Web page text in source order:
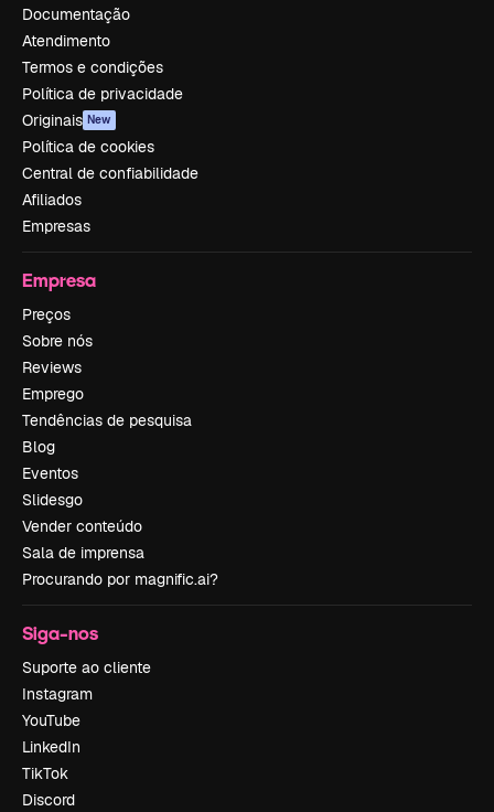
Documentação
Atendimento
Termos e condições
Política de privacidade
Originais New
Política de cookies
Central de confiabilidade
Afiliados
Empresas
Empresa
Preços
Sobre nós
Reviews
Emprego
Tendências de pesquisa
Blog
Eventos
Slidesgo
Vender conteúdo
Sala de imprensa
Procurando por magnific.ai?
Siga-nos
Suporte ao cliente
Instagram
YouTube
LinkedIn
TikTok
Discord